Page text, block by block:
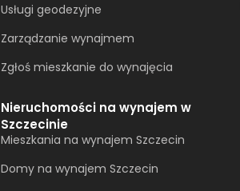
Usługi geodezyjne
Zarządzanie wynajmem
Zgłoś mieszkanie do wynajęcia
Nieruchomości na wynajem w
Szczecinie
Mieszkania na wynajem Szczecin
Domy na wynajem Szczecin